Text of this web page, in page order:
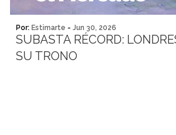
Por: Estimarte - Jun 30, 2026
SUBASTA RÉCORD:
SU TRONO